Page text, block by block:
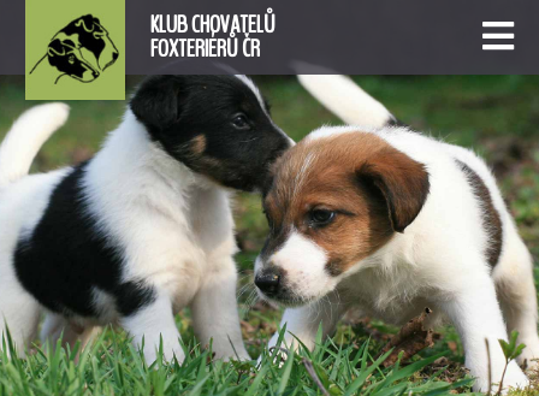
KLUB CHOVATELŮ
FOXTERIÉRŮ ČR